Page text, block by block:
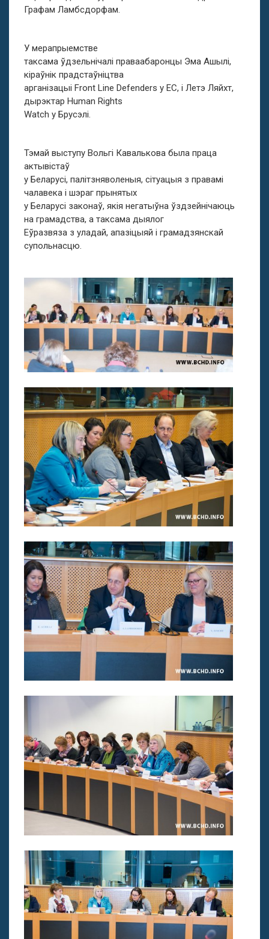
Графам Ламбсдорфам.
У мерапрыемстве
таксама ўдзельнічалі праваабаронцы Эма Ашылі,
кіраўнік прадстаўніцтва
арганізацыі Front Line Defenders у ЕС, і Летэ Ляйхт,
дырэктар Human Rights
Watch у Брусэлі.
Тэмай выступу Вольгі Кавалькова была праца
актывістаў
у Беларусі, палітзняволеныя, сітуацыя з правамі
чалавека і шэраг прынятых
у Беларусі законаў, якія негатыўна ўздзейнічаюць
на грамадства, а таксама дыялог
Еўразвяза з уладай, апазіцыяй і грамадзянскай
супольнасцю.